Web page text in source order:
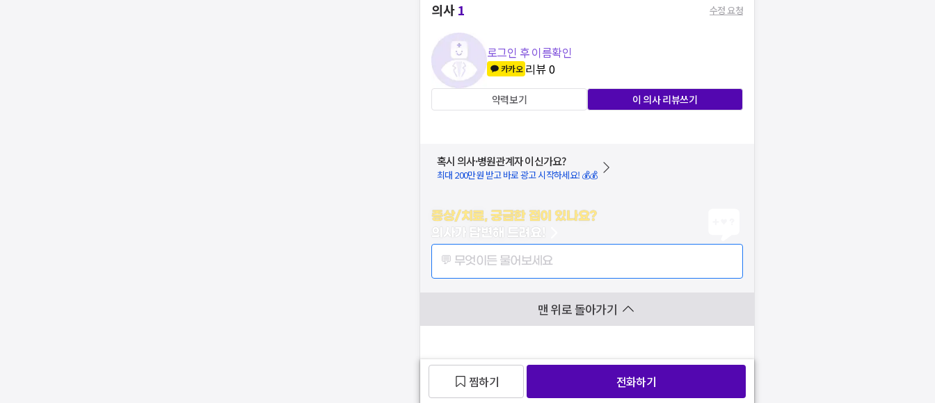
의사1 수정 요청
로그인 후 이름확인
카카오 리뷰0
약력보기 이 의사 리뷰쓰기
혹시 의사·병원관계자 이신가요?
최대 200만원 받고 바로 광고 시작하세요! 💰💰
증상/치료, 궁금한 점이 있나요?
의사가 답변해 드려요!
💬 무엇이든 물어보세요
맨 위로 돌아가기
찜하기 전화하기